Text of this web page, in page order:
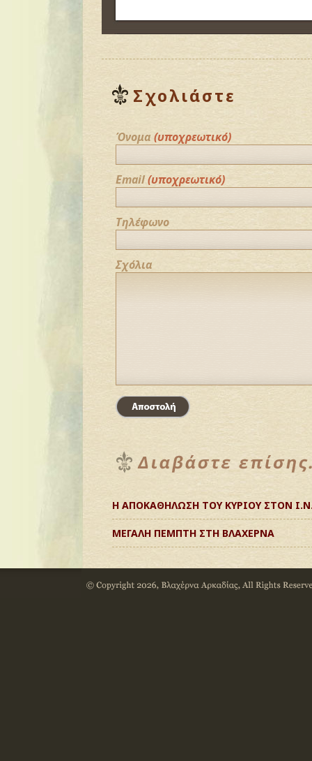
Σχολιάστε
Όνομα (υποχρεωτικό)
Email(υποχρεωτικό)
Τηλέφωνο
Σχόλια
Η ΑΠΟΚΑΘΗΛΩΣΗ ΤΟΥ ΚΥΡΙΟΥ ΣΤΟΝ
ΜΕΓΑΛΗ ΠΕΜΠΤΗ ΣΤΗ ΒΛΑΧΕΡΝΑ